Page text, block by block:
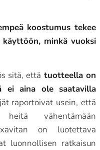
koostumus tekee
minkä vuoksi
sitä, että tuotteella on
ei aina ole saatavilla
raportoivat usein, että
vähentämään
on luotettava
luonnollisen ratkaisun